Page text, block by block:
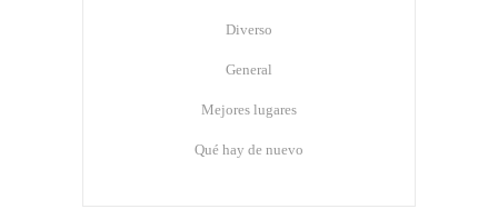
Diverso
General
Mejores lugares
Qué hay de nuevo